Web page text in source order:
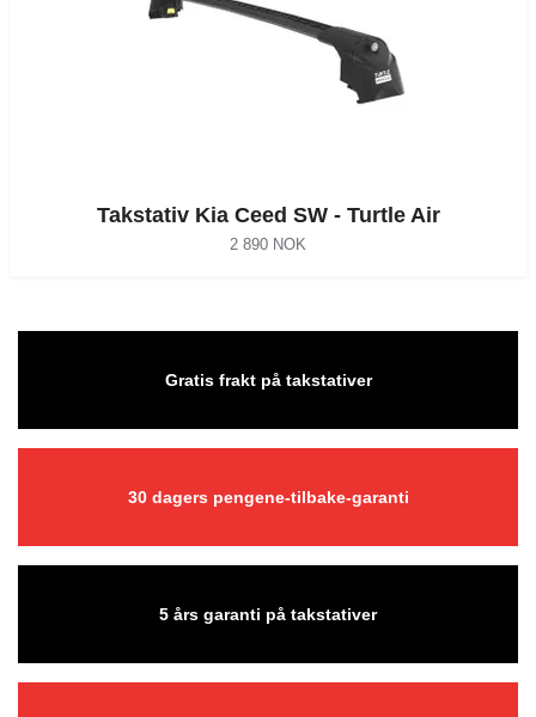
Takstativ Kia Ceed SW - Turtle Air
2 890 NOK
Gratis frakt på takstativer
30 dagers pengene-tilbake-garanti
5 års garanti på takstativer